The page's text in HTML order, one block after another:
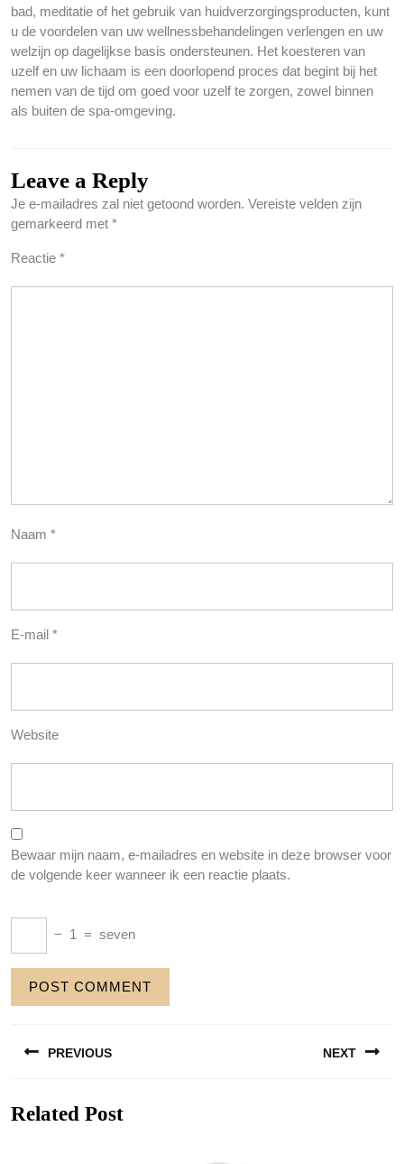
bad, meditatie of het gebruik van huidverzorgingsproducten, kunt
u de voordelen van uw wellnessbehandelingen verlengen en uw
welzijn op dagelijkse basis ondersteunen. Het koesteren van
uzelf en uw lichaam is een doorlopend proces dat begint bij het
nemen van de tijd om goed voor uzelf te zorgen, zowel binnen
als buiten de spa-omgeving.
Leave a Reply
Je e-mailadres zal niet getoond worden. Vereiste velden zijn
gemarkeerd met *
Reactie *
Naam *
E-mail *
Website
Bewaar mijn naam, e-mailadres en website in deze browser voor
de volgende keer wanneer ik een reactie plaats.
− 1 = seven
PREVIOUS
post:
NEXT
Related Post